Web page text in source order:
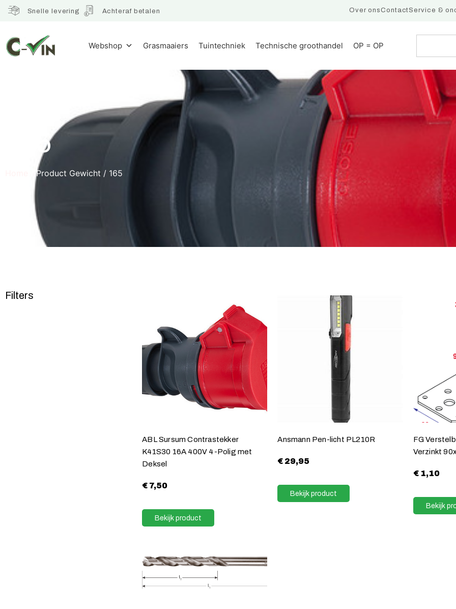
Snelle levering Achteraf betalen Over onsContactService &
Webshop Grasmaaiers Tuintechniek Technische groothandel OP = OP
165
/ Product Gewicht / 165
Filters
ABL Sursum Contrastekker
K41S30 16A 400V 4-Polig met
Deksel
€7,50
Bekijk product
Ansmann Pen-licht PL210R
€29,95
Bekijk product
FG
Verzinkt
€1,10
Bekijk